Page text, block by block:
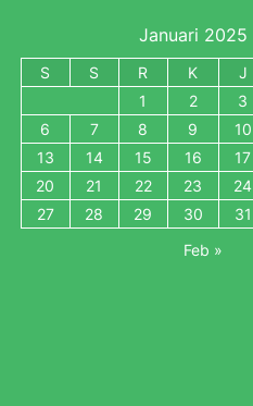
Januari 2025
S S R K J
1
2 3
6
7 8 9 10
13
14 15 16 17
20
21 22 23 24
27
28 29 30
31
Feb »